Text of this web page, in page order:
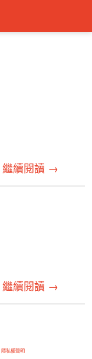
繼續閱讀 →
繼續閱讀 →
隱私權聲明